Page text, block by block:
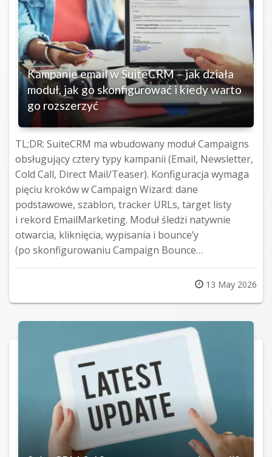
Kampanie email w SuiteCRM – jak działa
moduł, jak go skonfigurować i kiedy warto
go rozszerzyć
TL;DR: SuiteCRM ma wbudowany moduł Campaigns
obsługujący cztery typy kampanii (Email, Newsletter,
Cold Call, Direct Mail/Teaser). Konfiguracja wymaga
pięciu kroków w Campaign Wizard: dane
podstawowe, szablon, tracker URLs, target listy
i rekord EmailMarketing. Moduł śledzi natywnie
otwarcia, kliknięcia, wypisania i bounce’y
(po skonfigurowaniu Campaign Bounce…
Posted
on
13 May 2026